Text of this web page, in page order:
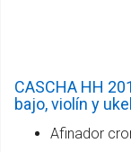
CASCHA HH
bajo, violín y
Afinador